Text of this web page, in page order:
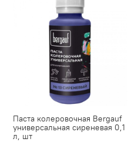
Паста колеровочная Bergauf
универсальная сиреневая 0,1
л, шт